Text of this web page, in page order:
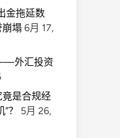
金拖延数
塌 6月 17,
外汇投资
是合规经
？
5月 26,